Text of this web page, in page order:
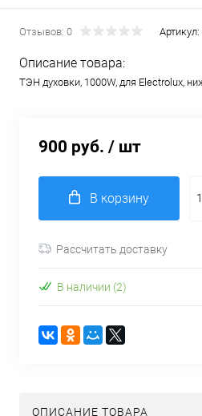
Отзывов: 0 Артикул:
Описание товара:
ТЭН духовки, 1000W, для Electrolux,
900 руб. / шт
В корзину
Рассчитать доставку
В наличии (2)
ОПИСАНИЕ ТОВАРА